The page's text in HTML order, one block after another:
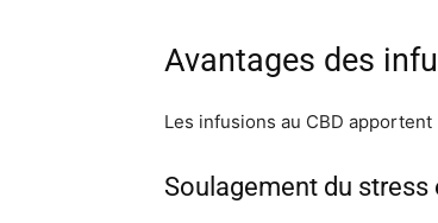
Avantages des
Les infusions au CBD
Soulagement du stress